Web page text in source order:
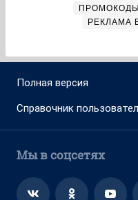
РЕКЛАМА
Полная версия
Справочник
Мы в соцсетях